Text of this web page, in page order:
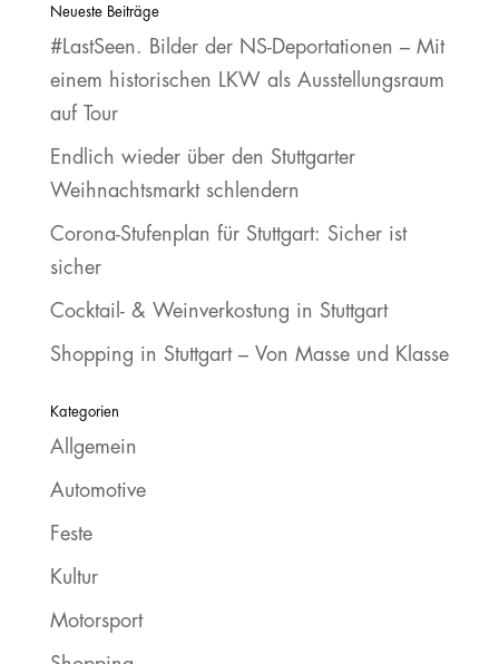
Neueste Beiträge
#LastSeen. Bilder der NS‐Deportationen – Mit
einem historischen LKW als Ausstellungsraum
auf Tour
Endlich wieder über den Stuttgarter
Weihnachtsmarkt schlendern
Corona-Stufenplan für Stuttgart: Sicher ist
sicher
Cocktail- & Weinverkostung in Stuttgart
Shopping in Stuttgart – Von Masse und Klasse
Kategorien
Allgemein
Automotive
Feste
Kultur
Motorsport